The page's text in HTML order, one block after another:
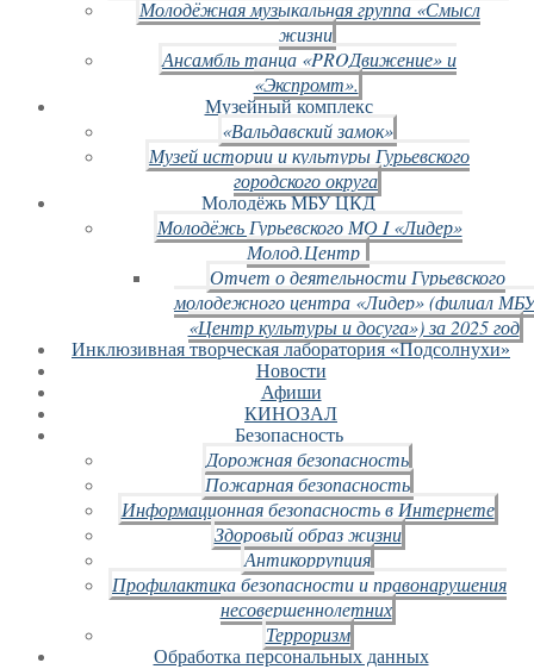
Молодёжная музыкальная группа «Смысл
жизни
Ансамбль танца «PROДвижение» и
«Экспромт».
Музейный комплекс
«Вальдавский замок»
Музей истории и культуры Гурьевского
городского округа
Молодёжь МБУ ЦКД
Молодёжь Гурьевского МО I «Лидер»
Молод.Центр
Отчет о деятельности Гурьевского
молодежного центра «Лидер» (филиал
«Центр культуры и досуга») за 2025 год
Инклюзивная творческая лаборатория «Подсолнухи»
Новости
Афиши
КИНОЗАЛ
Безопасность
Дорожная безопасность
Пожарная безопасность
Информационная безопасность в Интернете
Здоровый образ жизни
Антикоррупция
Профилактика безопасности и правонарушения
несовершеннолетних
Терроризм
Обработка персональных данных